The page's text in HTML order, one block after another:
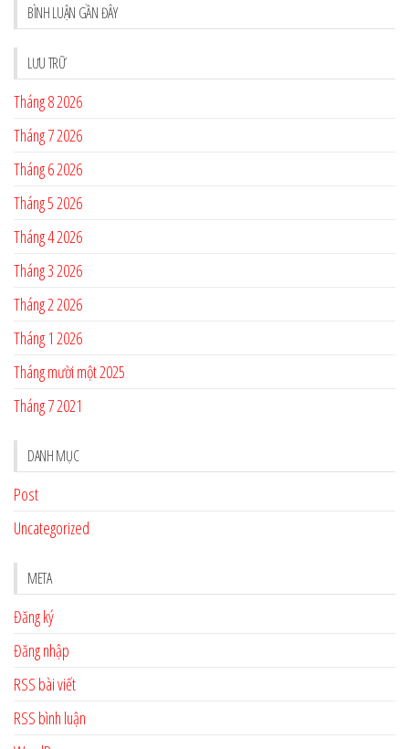
BÌNH LUẬN GẦN ĐÂY
LƯU TRỮ
Tháng 8 2026
Tháng 7 2026
Tháng 6 2026
Tháng 5 2026
Tháng 4 2026
Tháng 3 2026
Tháng 2 2026
Tháng 1 2026
Tháng mười một 2025
Tháng 7 2021
DANH MỤC
Post
Uncategorized
META
Đăng ký
Đăng nhập
RSS bài viết
RSS bình luận